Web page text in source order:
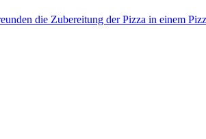
die Zubereitung der Pizza in einem